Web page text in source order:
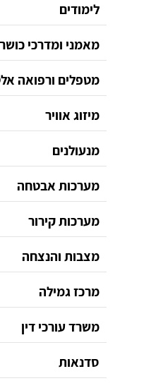
לימודים
מאמני ומדרכי כושר
מטפלים ורפואה
מיזוג אוויר
מנעולנים
מערכות אבטחה
מערכות קירור
מצבות והנצחה
מרכז גמילה
משרד עורכי דין
סדנאות